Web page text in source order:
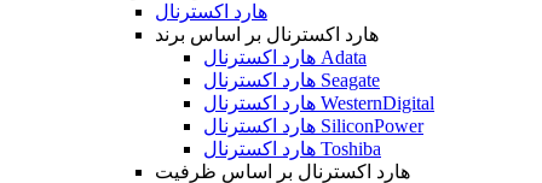
هارد اکسترنال
هارد اکسترنال بر اساس برند
هارد اکسترنال Adata
هارد اکسترنال Seagate
هارد اکسترنال WesternDigital
هارد اکسترنال SiliconPower
هارد اکسترنال Toshiba
هارد اکسترنال بر اساس ظرفیت